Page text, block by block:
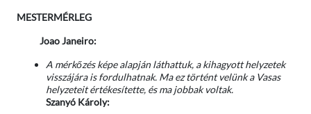
MESTERMÉRLEG
Joao Janeiro:
A mérkőzés képe alapján láthattuk, a kihagyott helyzetek
visszájára is fordulhatnak. Ma ez történt velünk a Vasas
helyzeteit értékesítette, és ma jobbak voltak.
Szanyó Károly: